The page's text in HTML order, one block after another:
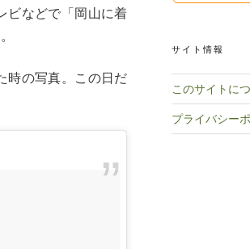
ビなどで「岡山に着
時の写真。この日だ
サイト情報
このサイトに
プライバシー